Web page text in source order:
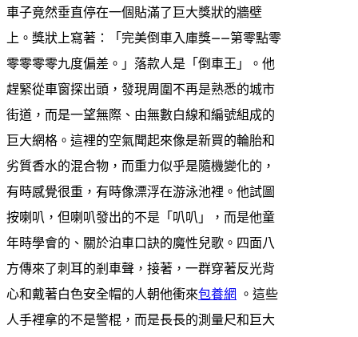
車子竟然垂直停在一個貼滿了巨大獎狀的牆壁
上。獎狀上寫著：「完美倒車入庫獎——第零點零
零零零零九度偏差。」落款人是「倒車王」。他
趕緊從車窗探出頭，發現周圍不再是熟悉的城市
街道，而是一望無際、由無數白線和編號組成的
巨大網格。這裡的空氣聞起來像是新買的輪胎和
劣質香水的混合物，而重力似乎是隨機變化的，
有時感覺很重，有時像漂浮在游泳池裡。他試圖
按喇叭，但喇叭發出的不是「叭叭」，而是他童
年時學會的、關於泊車口訣的魔性兒歌。四面八
方傳來了刺耳的剎車聲，接著，一群穿著反光背
心和戴著白色安全帽的人朝他衝來包養網 。這些
人手裡拿的不是警棍，而是長長的測量尺和巨大